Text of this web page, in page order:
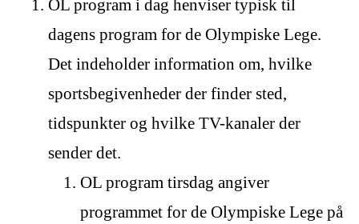
OL program i dag henviser typisk til
dagens program for de Olympiske Lege.
Det indeholder information om, hvilke
sportsbegivenheder der finder sted,
tidspunkter og hvilke TV-kanaler der
sender det.
OL program tirsdag angiver
programmet for de Olympiske Lege på